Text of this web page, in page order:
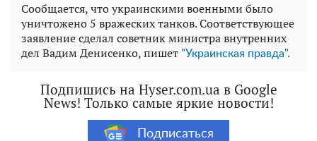
Сообщается, что украинскими военными было
уничтожено 5 вражеских танков. Соответствующее
заявление сделал советник министра внутренних
дел Вадим Денисенко, пишет "Украинская правда".
Подпишись на Hyser.com.ua в Google
News! Только самые яркие новости!
Подписаться